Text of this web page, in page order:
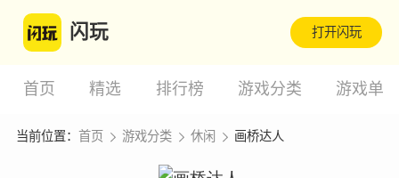
闪玩 打开闪玩
首页 精选 排行榜 游戏分类 游戏单
当前位置： 首页 游戏分类 休闲 画桥达人